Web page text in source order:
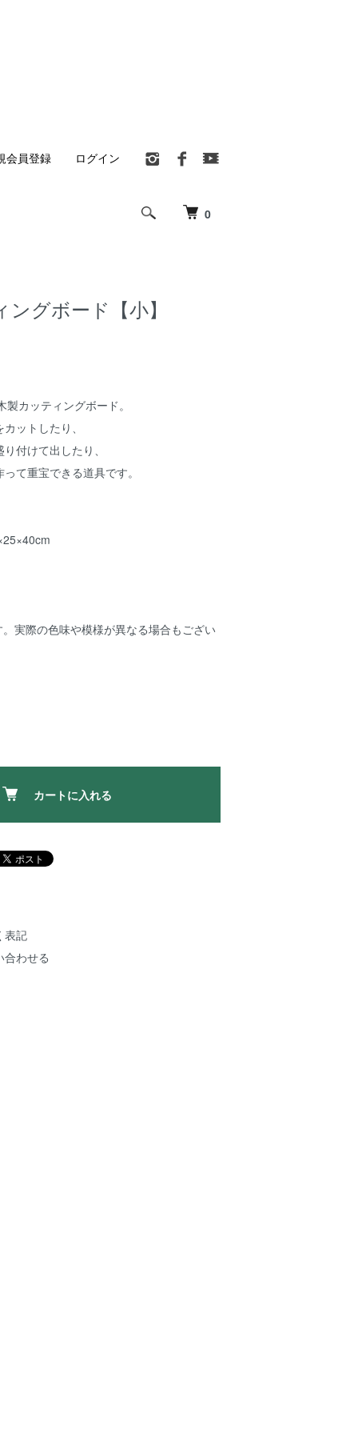
0
会員登録 ログイン
グボード【小】
カッティングボード。
ットしたり、
付けて出したり、
て重宝できる道具です。
実際の色味や模様が異なる場合もござい
カートに入れる
表記
合わせる